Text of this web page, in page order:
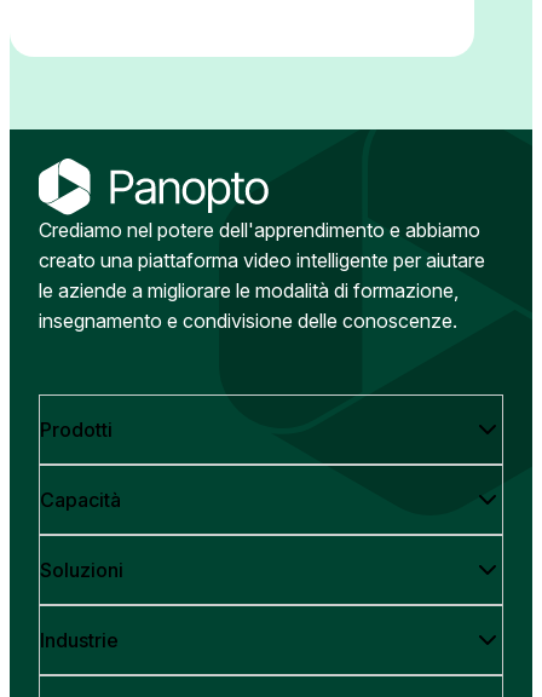
Crediamo nel potere dell'apprendimento e abbiamo
creato una piattaforma video intelligente per aiutare
le aziende a migliorare le modalità di formazione,
insegnamento e condivisione delle conoscenze.
Prodotti
Capacità
Soluzioni
Industrie